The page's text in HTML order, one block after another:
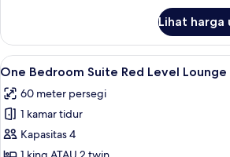
Supreme
Room
Red
Lihat harga
Lihat
semua
foto
untuk
One
Bedroom
Seprai
6
One Bedroom Suite Red Level Lounge
60 meter persegi
1 kamar tidur
Kapasitas 4